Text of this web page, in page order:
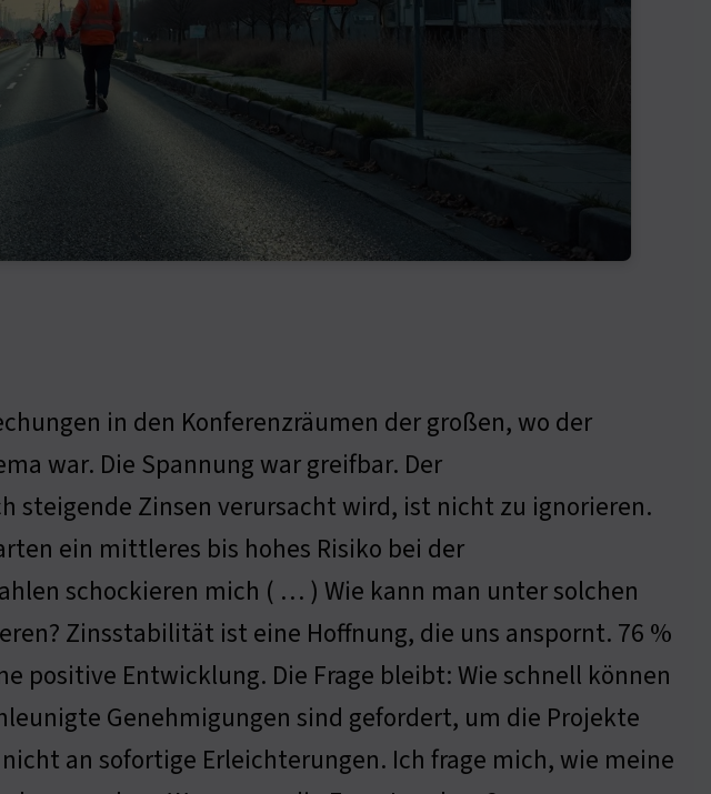
in den Konferenzräumen der großen, wo der
war. Die Spannung war greifbar. Der
steigende Zinsen verursacht wird, ist nicht zu ignorieren.
ein mittleres bis hohes Risiko bei der
schockieren mich ( … ) Wie kann man unter solchen
Zinsstabilität ist eine Hoffnung, die uns anspornt. 76 %
positive Entwicklung. Die Frage bleibt: Wie schnell können
Genehmigungen sind gefordert, um die Projekte
an sofortige Erleichterungen. Ich frage mich, wie meine